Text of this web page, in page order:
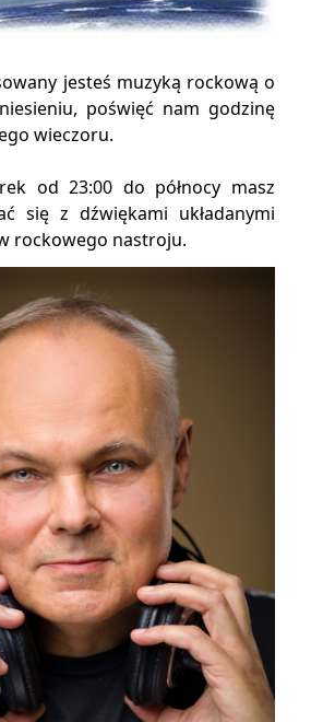
jesteś muzyką rockową o
poświęć nam godzinę
wieczoru.
od 23:00 do północy masz
się z dźwiękami układanymi
rockowego nastroju.